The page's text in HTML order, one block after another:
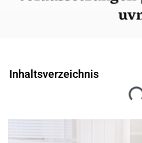
Inhaltsverzeichnis